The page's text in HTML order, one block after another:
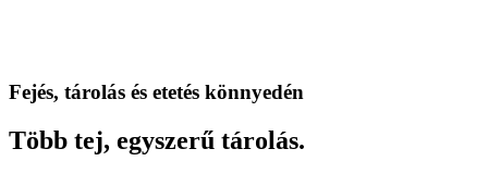
Fejés, tárolás és etetés könnyedén
Több tej, egyszerű tárolás.